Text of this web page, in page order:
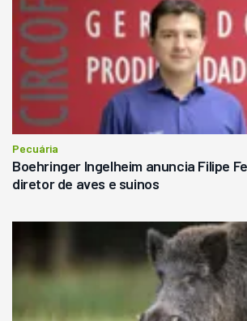
Pecuária
Boehringer Ingelheim anuncia Filipe
diretor de aves e suinos